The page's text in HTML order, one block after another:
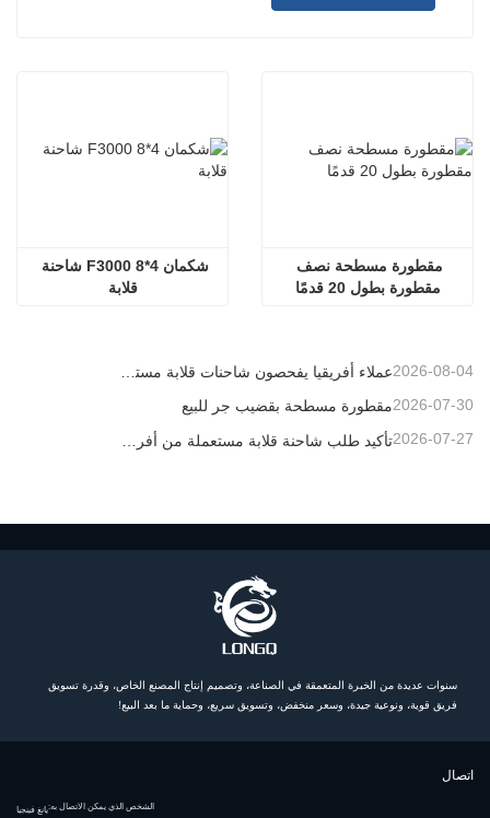
قلابة
مقطورة بطول 20 قدمًا
2026-08-04
مقطورة مسطحة بقضيب جر للبيع2026-07-30
2026-07-27
اتصال
الشخص الذي يمكن الاتصال به:يانغ فينجيا
سنوات عديدة من الخبرة المتعمقة في الصناعة، وتصميم إنتاج المصنع الخاص، وقدرة تسويق
فريق قوية، ونوعية جيدة، وسعر منخفض، وتسويق سريع، وحماية ما بعد البيع!